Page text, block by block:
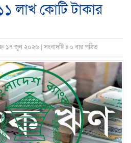
লাখ কোটি টাকার
১৭ জুন ২০২৬ | সংবাদটি ৪০ বার পঠিত